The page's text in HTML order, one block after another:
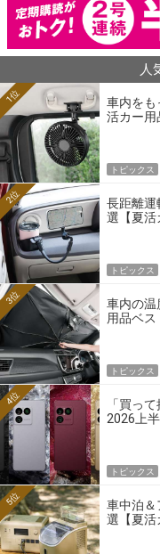
人
車内をも
活カー用
1位
トピックス
長距離運
選【夏活
2位
トピックス
車内の温
用品ベス
3位
トピックス
「買っ
2026上半
4位
トピックス
車中泊＆
選【夏活
5位